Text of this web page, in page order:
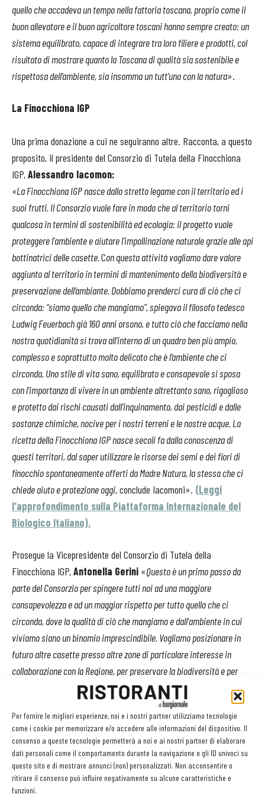
Per fornire le migliori esperienze, noi e i nostri partner utilizziamo tecnologie
come i cookie per memorizzare e/o accedere alle informazioni del dispositivo. Il
consenso a queste tecnologie permetterà a noi e ai nostri partner di elaborare
dati personali come il comportamento durante la navigazione o gli ID univoci su
questo sito e di mostrare annunci (non) personalizzati. Non acconsentire o
ritirare il consenso può influire negativamente su alcune caratteristiche e
funzioni.
quello che accadeva un tempo nella fattoria toscana, proprio come il
buon allevatore e il buon agricoltore toscani hanno sempre creato: un
sistema equilibrato, capace di integrare tra loro filiere e prodotti, col
risultato di mostrare quanto la Toscana di qualità sia sostenibile e
rispettosa dell’ambiente, sia insomma un tutt’uno con la natura».
La Finocchiona IGP
Una prima donazione a cui ne seguiranno altre. Racconta, a questo
proposito, il presidente del Consorzio di Tutela della Finocchiona
IGP,Alessandro Iacomon:
«La Finocchiona IGP nasce dallo stretto legame con il territorio ed i
suoi frutti. Il Consorzio vuole fare in modo che al territorio torni
qualcosa in termini di sostenibilità ed ecologia: il progetto vuole
proteggere l'ambiente e aiutare l'impollinazione naturale grazie alle api
bottinatrici delle casette.Con questa attività vogliamo dare valore
aggiunto al territorio in termini di mantenimento della biodiversità e
preservazione dell’ambiante. Dobbiamo prenderci cura di ciò che ci
circonda: “siamo quello che mangiamo”, spiegava il filosofo tedesco
Ludwig Feuerbach già 160 anni orsono, e tutto ciò che facciamo nella
nostra quotidianità si trova all’interno di un quadro ben più ampio,
complesso e soprattutto molto delicato che è l’ambiente che ci
circonda. Uno stile di vita sano, equilibrato e consapevole si sposa
con l’importanza di vivere in un ambiente altrettanto sano, rigoglioso
e protetto dai rischi causati dall’inquinamento, dai pesticidi e dalle
sostanze chimiche, nocive per i nostri terreni e le nostre acque. La
ricetta della Finocchiona IGP nasce secoli fa dalla conoscenza di
questi territori, dal saper utilizzare le risorse dei semi e dei fiori di
finocchio spontaneamente offerti da Madre Natura, la stessa che ci
chiede aiuto e protezione oggi, conclude Iacomoni». (Leggi
l'approfondimento sulla Piattaforma Internazionale del
Biologico Italiano).
Prosegue la Vicepresidente del Consorzio di Tutela della
Finocchiona IGP,Antonella Gerini «Questo è un primo passo da
parte del Consorzio per spingere tutti noi ad una maggiore
consapevolezza e ad un maggior rispetto per tutto quello che ci
circonda, dove la qualità di ciò che mangiamo e dall'ambiente in cui
viviamo siano un binomio imprescindibile. Vogliamo posizionare in
futuro altre casette presso altre zone di particolare interesse in
collaborazione con la Regione, per preservare la biodiversità e per
dare ulteriore valore ai nostri territori grazie all’aiuto delle ap
3Bee
Inoltre sarà possibile per l’azienda agricola far analizzare la
presenza di pesticidi e sostanze chimiche presenti sui pollini e nei
materiali depositati dalle api nelle casette: grazie alla